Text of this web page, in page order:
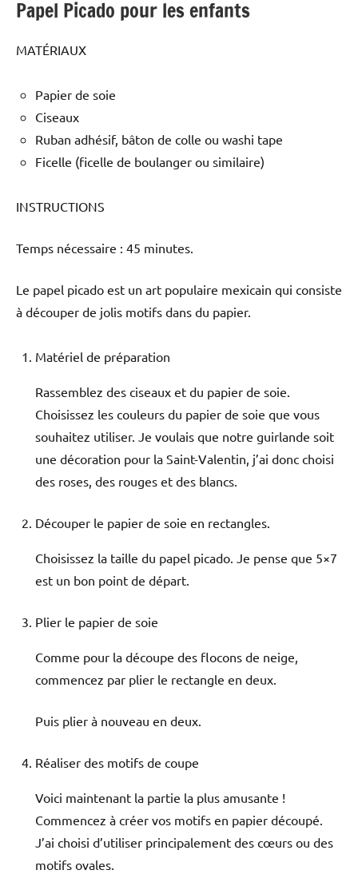
Papel Picado pour les enfants
MATÉRIAUX
Papier de soie
Ciseaux
Ruban adhésif, bâton de colle ou washi tape
Ficelle (ficelle de boulanger ou similaire)
INSTRUCTIONS
Temps nécessaire : 45 minutes.
Le papel picado est un art populaire mexicain qui consiste
à découper de jolis motifs dans du papier.
Matériel de préparation
Rassemblez des ciseaux et du papier de soie.
Choisissez les couleurs du papier de soie que vous
souhaitez utiliser. Je voulais que notre guirlande soit
une décoration pour la Saint-Valentin, j’ai donc choisi
des roses, des rouges et des blancs.
Découper le papier de soie en rectangles.
Choisissez la taille du papel picado. Je pense que 5×7
est un bon point de départ.
Plier le papier de soie
Comme pour la découpe des flocons de neige,
commencez par plier le rectangle en deux.
Puis plier à nouveau en deux.
Réaliser des motifs de coupe
Voici maintenant la partie la plus amusante !
Commencez à créer vos motifs en papier découpé.
J’ai choisi d’utiliser principalement des cœurs ou des
motifs ovales.